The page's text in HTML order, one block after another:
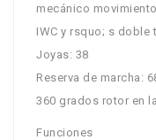
mecánico
IWC y rsquo; s doble
Joyas: 38
Reserva de marcha:
360 grados rotor en
Funciones